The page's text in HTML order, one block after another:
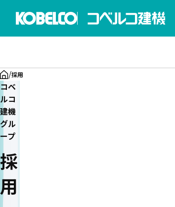
/採用
コベ
ルコ
建機
グル
ープ
採
用
採用メッセージ